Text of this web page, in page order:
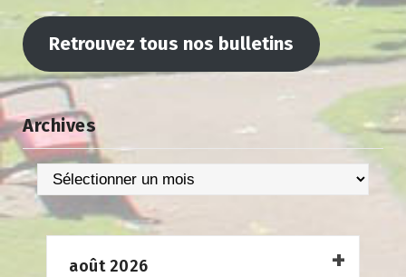
Retrouvez tous nos bulletins
Archives
Archives
août 2026